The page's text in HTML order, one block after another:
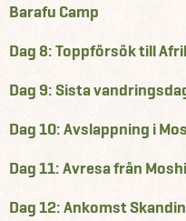
Förläng äventyret –
Vill du ha mer än bara
spännande safari i
drömäventyr.
Det är även möjligt att
Kilimanjaro, när och hur
Barafu Camp
Dag 8: Toppförsök till
Dag 9: Sista
Dag 10: Avslappning i
Dag 11: Avresa från Moshi
Dag 12: Ankomst